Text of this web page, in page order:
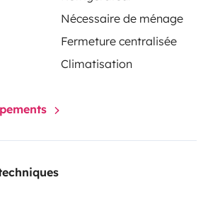
Nécessaire de ménage
Fermeture centralisée
Climatisation